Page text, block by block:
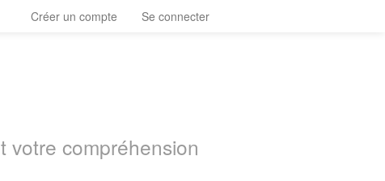
Créer un compte Se connecter
votre compréhension